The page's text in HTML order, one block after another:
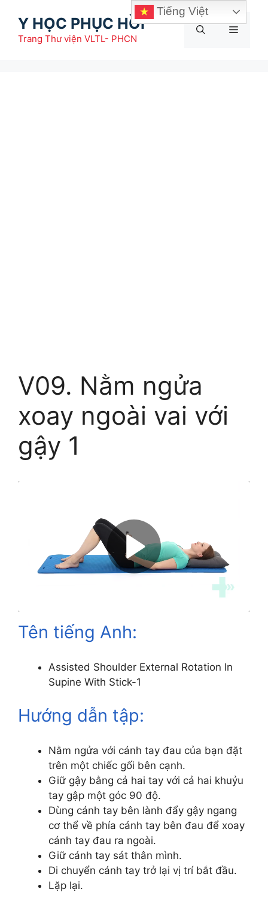
Y HỌC PHỤC HỒI
Trang Thư viện VLTL- PHCN
Menu
V09. Nằm ngửa
xoay ngoài vai với
gậy 1
Tên tiếng Anh:
Assisted Shoulder External Rotation In
Supine With Stick-1
Hướng dẫn tập:
Nằm ngửa với cánh tay đau của bạn đặt
trên một chiếc gối bên cạnh.
Giữ gậy bằng cả hai tay với cả hai khuỷu
tay gập một góc 90 độ.
Dùng cánh tay bên lành đẩy gậy ngang
cơ thể về phía cánh tay bên đau để xoay
cánh tay đau ra ngoài.
Giữ cánh tay sát thân mình.
Di chuyển cánh tay trở lại vị trí bắt đầu.
Lặp lại.
Tiếng Việt